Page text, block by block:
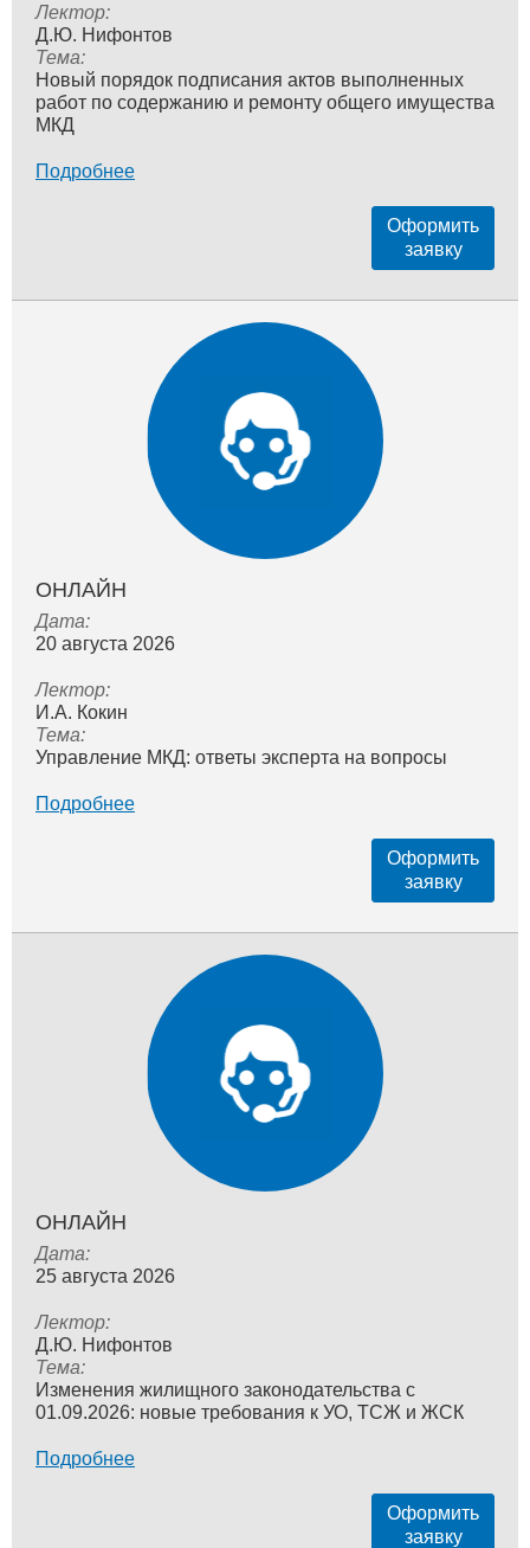
Лектор:
Д.Ю. Нифонтов
Тема:
Новый порядок подписания актов выполненных
работ по содержанию и ремонту общего имущества
МКД
Подробнее
Оформить
заявку
ОНЛАЙН
Дата:
20 августа 2026
Лектор:
И.А. Кокин
Тема:
Управление МКД: ответы эксперта на вопросы
Подробнее
Оформить
заявку
ОНЛАЙН
Дата:
25 августа 2026
Лектор:
Д.Ю. Нифонтов
Тема:
Изменения жилищного законодательства с
01.09.2026: новые требования к УО, ТСЖ и ЖСК
Подробнее
Оформить
заявку